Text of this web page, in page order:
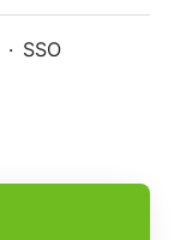
· SSO